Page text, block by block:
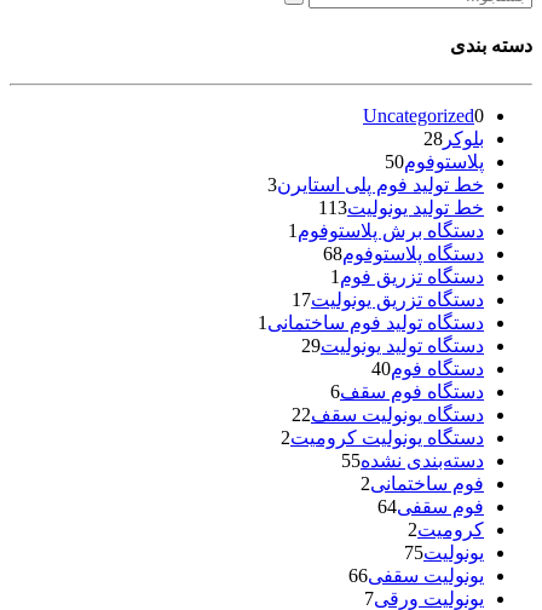
دسته بندی
Uncategorized0
بلوکر 28
پلاستوفوم50
خط تولید فوم پلی استایرن3
خط تولید یونولیت113
دستگاه برش پلاستوفوم 1
دستگاه پلاستوفوم68
دستگاه تزریق فوم 1
دستگاه تزریق یونولیت17
دستگاه تولید فوم ساختمانی 1
دستگاه تولید یونولیت29
دستگاه فوم40
دستگاه فوم سقف6
دستگاه یونولیت سقف22
دستگاه یونولیت کرومیت2
دسته‌بندی نشده55
فوم ساختمانی2
فوم سقفی64
کرومیت2
یونولیت75
یونولیت سقفی66
یونولیت ورقی7